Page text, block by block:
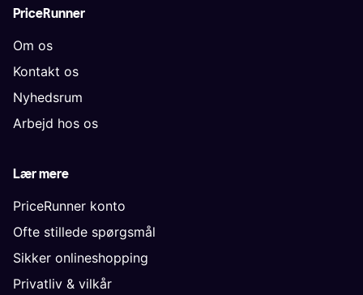
PriceRunner
Om os
Kontakt os
Nyhedsrum
Arbejd hos os
Lær mere
PriceRunner konto
Ofte stillede spørgsmål
Sikker onlineshopping
Privatliv & vilkår